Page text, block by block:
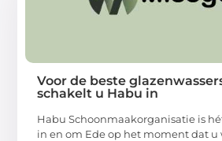
Voor de beste
schakelt u Habu in
Habu Schoonmaakorganisatie is
in en om Ede op het moment dat u